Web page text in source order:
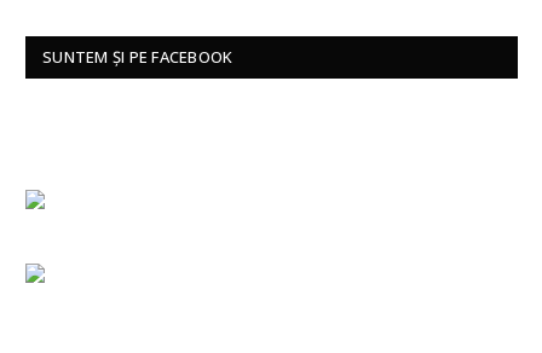
SUNTEM ȘI PE FACEBOOK